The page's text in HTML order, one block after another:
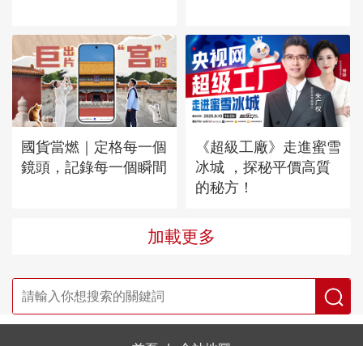
國貨當燃｜定格每一個
鏡頭，記錄每一個瞬間
《超級工廠》走進蜜雪
冰城 ，探秘平價高質
的秘方！
加載更多